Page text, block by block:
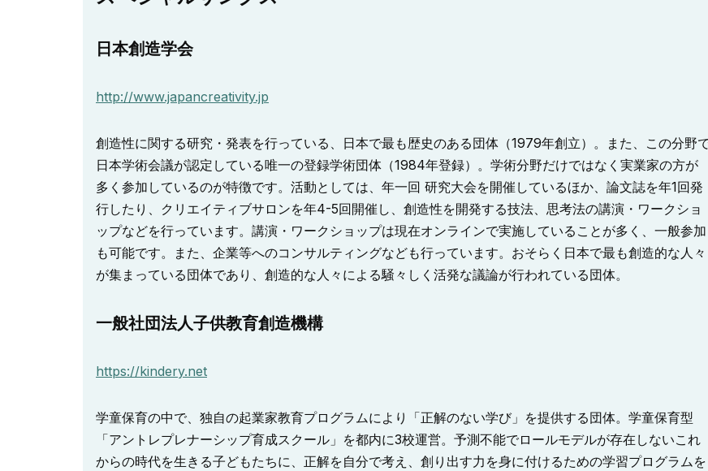
日本創造学会
http://www.japancreativity.jp
創造性に関する研究・発表を行っている、日本で最も歴史のある団体（1979年創立）。また、この分野
日本学術会議が認定している唯一の登録学術団体（1984年登録）。学術分野だけではなく実業家の方が
多く参加しているのが特徴です。活動としては、年一回 研究大会を開催しているほか、論文誌を年1回発
行したり、クリエイティブサロンを年4-5回開催し、創造性を開発する技法、思考法の講演・ワークショ
ップなどを行っています。講演・ワークショップは現在オンラインで実施していることが多く、一般参加
も可能です。また、企業等へのコンサルティングなども行っています。おそらく日本で最も創造的な人々
が集まっている団体であり、創造的な人々による騒々しく活発な議論が行われている団体。
一般社団法人子供教育創造機構
https://kindery.net
学童保育の中で、独自の起業家教育プログラムにより「正解のない学び」を提供する団体。学童保育型
「アントレプレナーシップ育成スクール」を都内に3校運営。予測不能でロールモデルが存在しないこれ
からの時代を生きる子どもたちに、正解を自分で考え、創り出す力を身に付けるための学習プログラムを